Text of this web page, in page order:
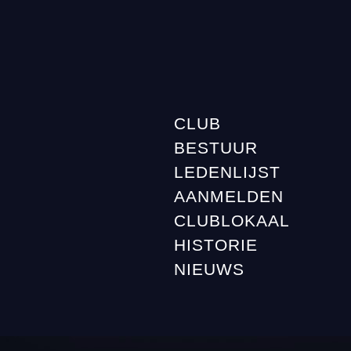
CLUB
BESTUUR
LEDENLIJST
AANMELDEN
CLUBLOKAAL
HISTORIE
NIEUWS